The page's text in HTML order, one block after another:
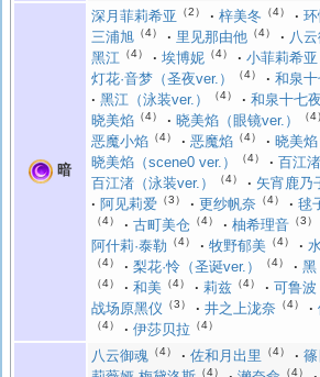
暗
深月菲莉希亚 （2） 梓美冬 （4）
三浦旭 （4） 里见那由他 （4） 八
黑江 （4） 埃博妮 （4） 小菲莉希亚
灯花·音梦（圣夜ver.） （4） 和泉十
黑江（泳装ver.） （4） 和泉十七
晓美焰 （4） 晓美焰（眼镜ver.） （4
恶魔小焰 （4） 恶魔焰 （4） 晓美焰
晓美焰（scene0 ver.） （4） 百江
百江渚（泳装ver.） （4） 矢宵鹿乃
阿见莉爱 （3） 更纱帆奈 （4） 毬
（4） 古町美仓 （4） 柚希理音 （3）
阿什莉·泰勒 （4） 牧野郁美 （4）
（4） 梨花·怜（圣诞ver.） （4） 黑
（4） 和美 （4） 莉兹 （4） 可鲁波
战场原黑仪 （3） 井之上泷奈 （4）
（4） 伊莎贝拉 （4）
八云御魂 （4） 佐和月出里 （4）
（4） （4）